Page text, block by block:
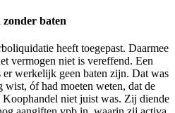
baten
heeft toegepast. Daarmee
vermogen niet is vereffend. Een
werkelijk geen baten zijn. Dat was
óf had moeten weten, dat de
niet juist was. Zij diende